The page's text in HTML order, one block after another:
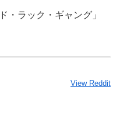
・ラック・ギャング」
View Reddit